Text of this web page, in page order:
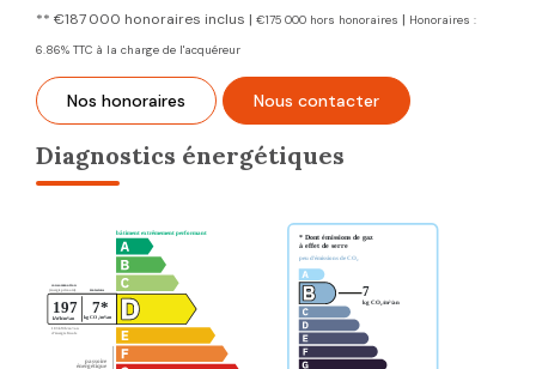
** €187 000 honoraires inclus | €175 000 hors honoraires | Honoraires :
6.86% TTC à la charge de l'acquéreur
Nos honoraires Nous contacter
Diagnostics énergétiques